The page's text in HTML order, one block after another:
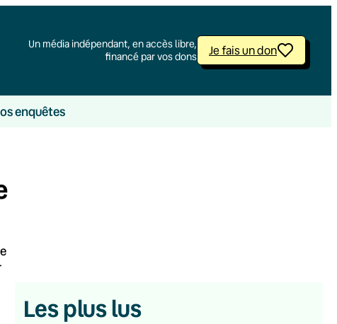
Un média indépendant, en accès libre,
financé par vos dons
Je fais un don
enquêtes
Les plus lus